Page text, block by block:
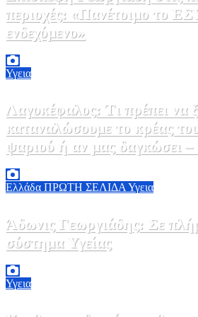
περιοχές: «Πανέτοιμο το
ενδεχόμενο»
Υγεια
Λαγοκέφαλος: Τι πρέπει να
καταναλώσουμε το κρέας
ψαριού ή αν μας δαγκώσει –
ΕΟΔΥ
Ελλάδα ΠΡΩΤΗ ΣΕΛΙΔΑ Υγεια
Άδωνις Γεωργιάδης: Σε
σύστημα Υγείας
Υγεια